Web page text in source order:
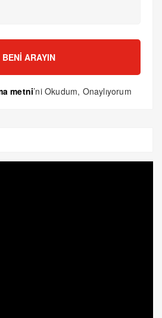
BENI ARAYIN
metni’ni Okudum, Onaylıyorum